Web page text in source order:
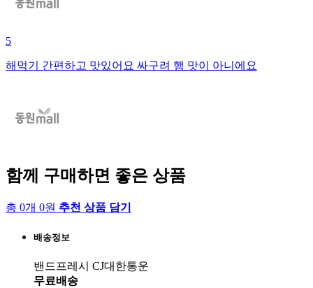
5
해먹기 간편하고 맛있어요 싸구려 햄 맛이 아니에요
함께 구매하면 좋은 상품
총 0개 0원 추천 상품 담기
배송정보
밴드프레시 CJ대한통운
무료배송